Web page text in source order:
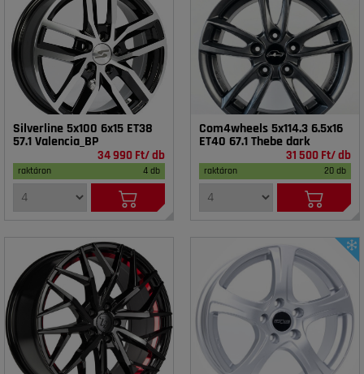
Silverline 5x100 6x15 ET38
57.1 Valencia_BP
34 990 Ft/ db
raktáron 4 db
Com4wheels 5x114.3 6.5x16
ET40 67.1 Thebe dark
31 500 Ft/ db
raktáron 20 db